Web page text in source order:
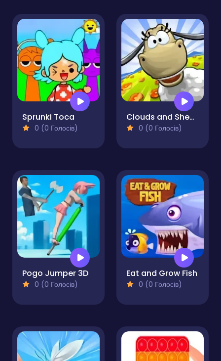
Sprunki Toca
0 (0 Голосів)
Clouds and Sheep 2
0 (0 Голосів)
Pogo Jumper 3D
0 (0 Голосів)
Eat and Grow Fish
0 (0 Голосів)